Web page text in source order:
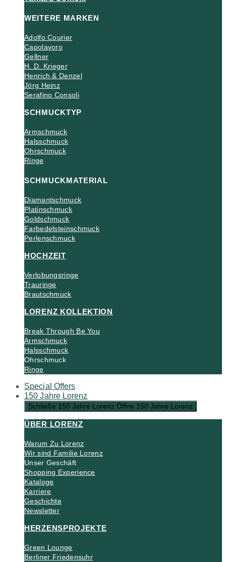
WEITERE MARKEN
Adolfo Courier
Capolavoro
Gellner
H. D. Krieger
Henrich & Denzel
Jörg Heinz
Serafino Consoli
SCHMUCKTYP
Armschmuck
Halsschmuck
Ohrschmuck
Ringe
SCHMUCKMATERIAL
Diamantschmuck
Platinschmuck
Goldschmuck
Farbedelsteinschmuck
Perlenschmuck
HOCHZEIT
Verlobungsringe
Trauringe
Brautschmuck
LORENZ KOLLEKTION
Break Through Be You
Armschmuck
Halsschmuck
Ohrschmuck
Ringe
Special Offers
150 Jahre Lorenz
Schließe 150 Jahre Lorenz Öffne 150 Jahre Lorenz
ÜBER LORENZ
Warum Zu Lorenz
Wir sind Familie Lorenz
Unser Geschäft
Shopping Experience
Kataloge
Karriere
Geschichte
Newsletter
HERZENSPROJEKTE
Green Lounge
Berliner Friedensuhr